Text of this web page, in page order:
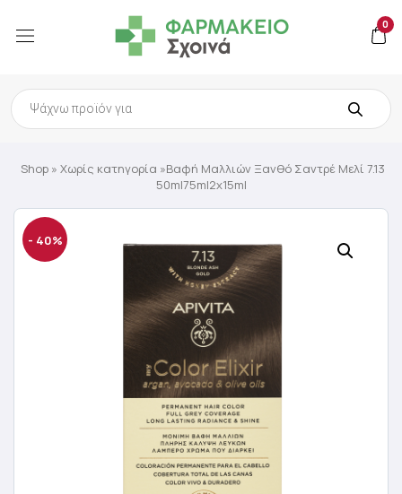
0
Products
search
Shop » Χωρίς κατηγορία »Βαφή Μαλλιών Ξανθό Σαντρέ Μελί 7.13
50ml75ml2x15ml
- 40%